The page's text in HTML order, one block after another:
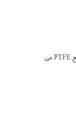
فروشگاه فلزات رنگین طاهرزاده فروشنده انواع مقاطع PTFE می